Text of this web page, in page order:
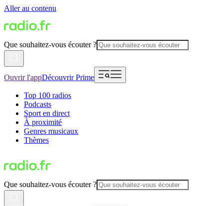
Aller au contenu
Que souhaitez-vous écouter ?
Ouvrir l'appDécouvrir Prime
Top 100 radios
Podcasts
Sport en direct
À proximité
Genres musicaux
Thèmes
Que souhaitez-vous écouter ?